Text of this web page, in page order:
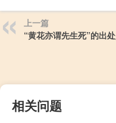
上一篇
“黄花亦谓先生死”的出
相关问题